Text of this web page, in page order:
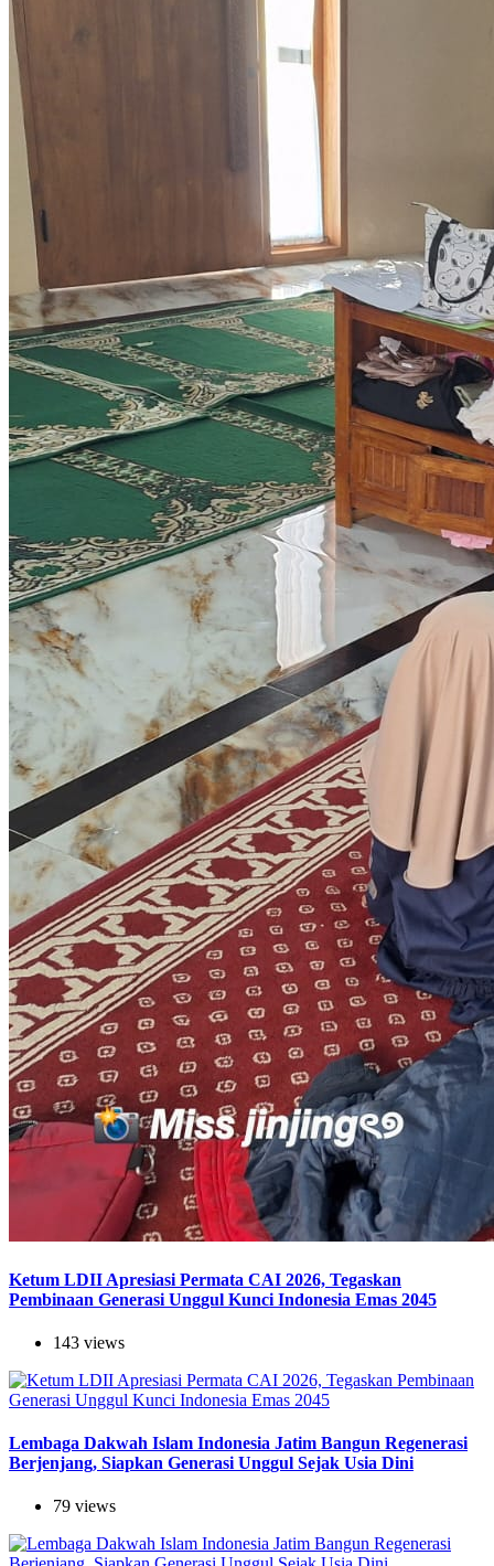
Ketum LDII Apresiasi Permata CAI 2026, Tegaskan
Pembinaan Generasi Unggul Kunci Indonesia Emas 2045
143 views
Lembaga Dakwah Islam Indonesia Jatim Bangun Regenerasi
Berjenjang, Siapkan Generasi Unggul Sejak Usia Dini
79 views